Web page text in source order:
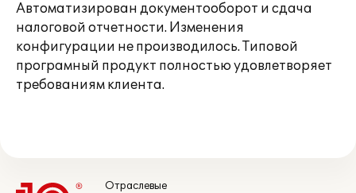
Автоматизирован документооборот и сдача
налоговой отчетности. Изменения
конфигурации не производилось. Типовой
програмный продукт полностью удовлетворяет
требованиям клиента.
Отраслевые